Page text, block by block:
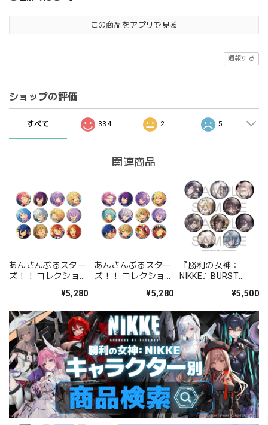
この商品をアプリで見る
通報する
ショップの評価
すべて 334 2 5
関連商品
あんさんぶるスター
ズ！！ コレクション
¥5,280
あんさんぶるスター
ズ！！ コレクション
¥5,280
『勝利の女神：
NIKKE』BURST
ジ Vol.9 BOX 全10種
¥5,500